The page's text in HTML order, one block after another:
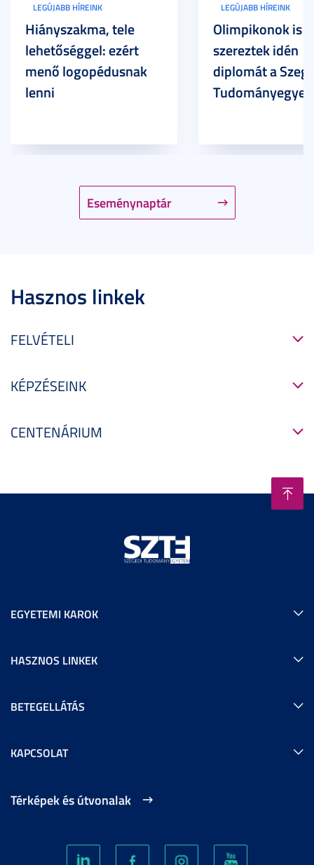
Eseménynaptár
LEGÚJABB HÍREINK
Hiányszakma, tele
lehetőséggel: ezért
menő logopédusnak
lenni
LEGÚJABB HÍREINK
Olimpikonok is
szereztek idén
diplomát a
Hasznos linkek
FELVÉTELI
KÉPZÉSEINK
CENTENÁRIUM
EGYETEMI KAROK
HASZNOS LINKEK
BETEGELLÁTÁS
KAPCSOLAT
Térképek és útvonalak